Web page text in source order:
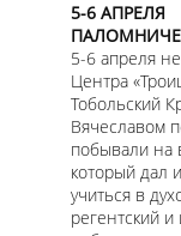
5-6 АПРЕЛЯ
5-6 апреля
Центра
Тобольский
Вячеславом
побывали на
который дал
учиться в
регентский